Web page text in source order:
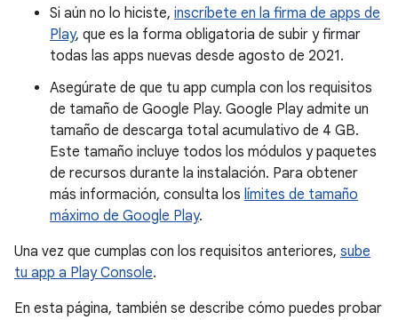
Si aún no lo hiciste, inscríbete en la firma de apps de
Play, que es la forma obligatoria de subir y firmar
todas las apps nuevas desde agosto de 2021.
Asegúrate de que tu app cumpla con los requisitos
de tamaño de Google Play. Google Play admite un
tamaño de descarga total acumulativo de 4 GB.
Este tamaño incluye todos los módulos y paquetes
de recursos durante la instalación. Para obtener
más información, consulta los límites de tamaño
máximo de Google Play.
Una vez que cumplas con los requisitos anteriores, sube
tu app a Play Console.
En esta página, también se describe cómo puedes probar